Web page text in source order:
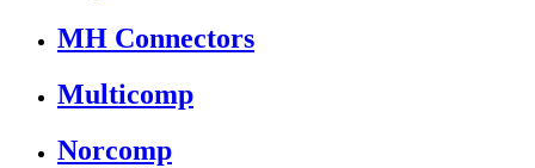
MH Connectors
Multicomp
Norcomp